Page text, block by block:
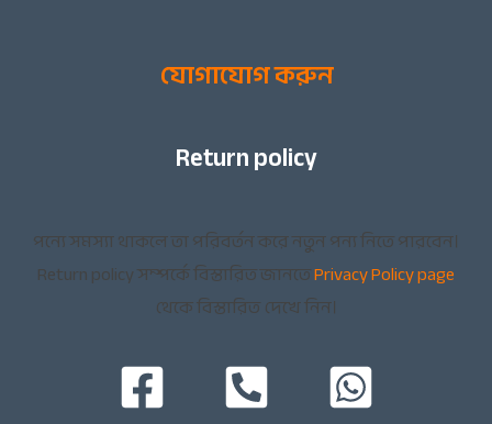
যোগাযোগ করুন
Return policy
পন্যে সমস্যা থাকলে তা পরিবর্তন করে নতুন পন্য নিতে পারবেন।
Return policy সম্পর্কে বিস্তারিত জানতেPrivacy Policy page
থেকে বিস্তারিত দেখে নিন।